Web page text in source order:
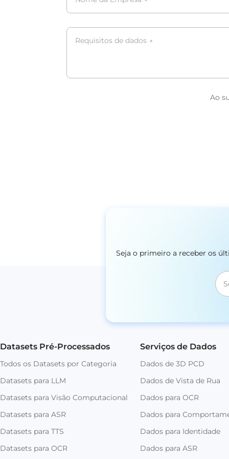
Requisitos de dados *
Ao
Seja o primeiro a receber os
Datasets Pré-Processados
Todos os Datasets por Categoria
Datasets para LLM
Datasets para Visão Computacional
Datasets para ASR
Datasets para TTS
Datasets para OCR
Serviços de Dados
Dados de 3D PCD
Dados de Vista de Rua
Dados para OCR
Dados para
Dados para Identidade
Dados para ASR